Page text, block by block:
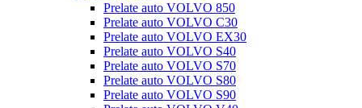
Prelate auto VOLVO 850
Prelate auto VOLVO C30
Prelate auto VOLVO EX30
Prelate auto VOLVO S40
Prelate auto VOLVO S70
Prelate auto VOLVO S80
Prelate auto VOLVO S90